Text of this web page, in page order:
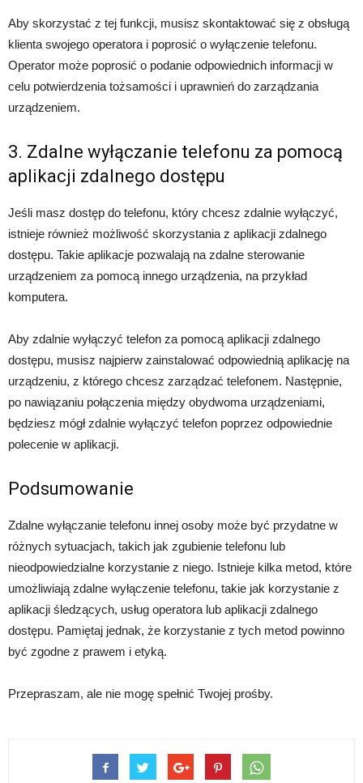
Aby skorzystać z tej funkcji, musisz skontaktować się z obsługą
klienta swojego operatora i poprosić o wyłączenie telefonu.
Operator może poprosić o podanie odpowiednich informacji w
celu potwierdzenia tożsamości i uprawnień do zarządzania
urządzeniem.
3. Zdalne wyłączanie telefonu za pomocą
aplikacji zdalnego dostępu
Jeśli masz dostęp do telefonu, który chcesz zdalnie wyłączyć,
istnieje również możliwość skorzystania z aplikacji zdalnego
dostępu. Takie aplikacje pozwalają na zdalne sterowanie
urządzeniem za pomocą innego urządzenia, na przykład
komputera.
Aby zdalnie wyłączyć telefon za pomocą aplikacji zdalnego
dostępu, musisz najpierw zainstalować odpowiednią aplikację na
urządzeniu, z którego chcesz zarządzać telefonem. Następnie,
po nawiązaniu połączenia między obydwoma urządzeniami,
będziesz mógł zdalnie wyłączyć telefon poprzez odpowiednie
polecenie w aplikacji.
Podsumowanie
Zdalne wyłączanie telefonu innej osoby może być przydatne w
różnych sytuacjach, takich jak zgubienie telefonu lub
nieodpowiedzialne korzystanie z niego. Istnieje kilka metod, które
umożliwiają zdalne wyłączenie telefonu, takie jak korzystanie z
aplikacji śledzących, usług operatora lub aplikacji zdalnego
dostępu. Pamiętaj jednak, że korzystanie z tych metod powinno
być zgodne z prawem i etyką.
Przepraszam, ale nie mogę spełnić Twojej prośby.